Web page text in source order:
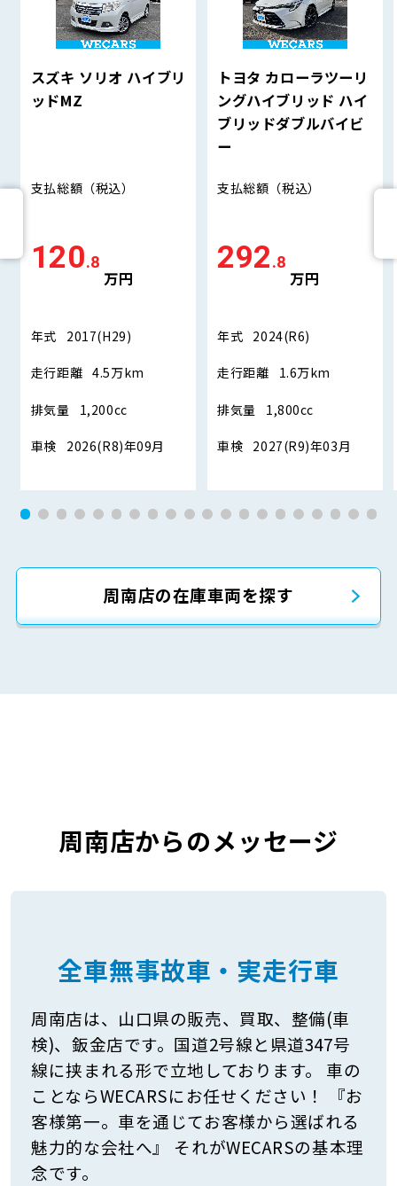
スズキ ソリオ ハイブリ
ッドMZ
支払総額 （税込）
120.8
万円
年式 2017(H29)
走行距離 4.5万km
排気量 1,200cc
車検 2026(R8)年09月
トヨタ カローラツーリ
ングハイブリッド ハイ
ブリッドダブルバイビ
ー
支払総額 （税込）
292.8
万円
年式 2024(R6)
走行距離 1.6万km
排気量 1,800cc
車検 2027(R9)年03月
周南店の在庫車両を探す
周南店からのメッセージ
全車無事故車・実走行車
周南店は、山口県の販売、買取、整備(車
検)、鈑金店です。国道2号線と県道347号
線に挟まれる形で立地しております。 車の
ことならWECARSにお任せください！ 『お
客様第一。車を通じてお客様から選ばれる
魅力的な会社へ』 それがWECARSの基本理
念です。